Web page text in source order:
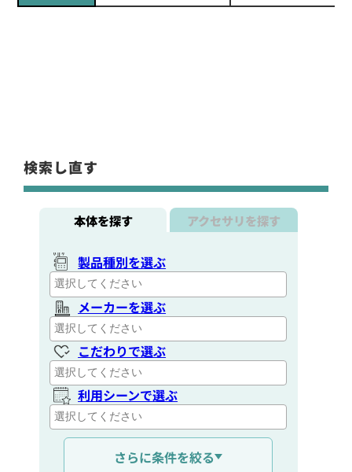
検索し直す
本体を探す アクセサリを探す
製品種別を選ぶ
メーカーを選ぶ
こだわりで選ぶ
利用シーンで選ぶ
通信距離を選ぶ
さらに条件を絞る